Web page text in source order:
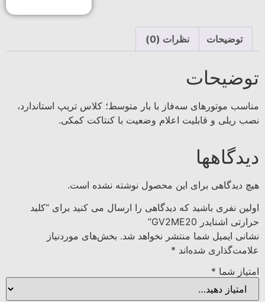
توضیحات نظرات (0)
توضیحات
مناسب موتورهای سه‌فاز با بار متوسط؛ کلاس تریپ استاندارد،
نصب ریلی و قابلیت اعلام وضعیت با کنتاکت کمکی.
دیدگاهها
هیچ دیدگاهی برای این محصول نوشته نشده است.
اولین نفری باشید که دیدگاهی را ارسال می کنید برای “کلید
حرارتی اشنایدر GV2ME20”
نشانی ایمیل شما منتشر نخواهد شد. بخش‌های موردنیاز
علامت‌گذاری شده‌اند *
امتیاز شما *